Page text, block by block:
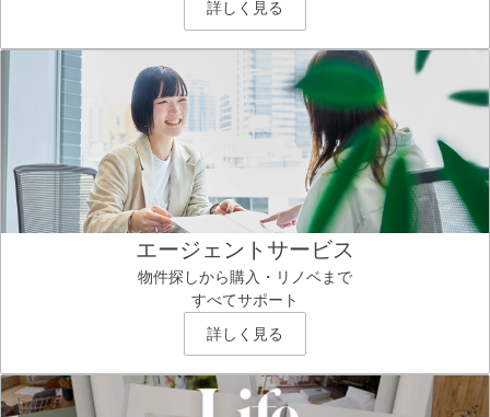
詳しく見る
エージェントサービス
物件探しから購入・リノベまで
すべてサポート
詳しく見る